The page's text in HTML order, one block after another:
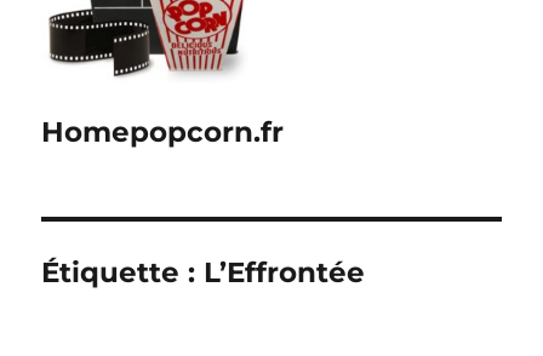
Homepopcorn.fr
Étiquette : L’Effrontée